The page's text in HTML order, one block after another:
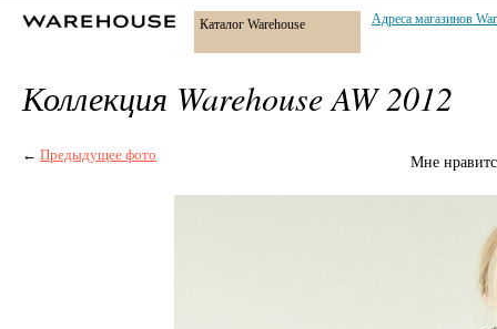
Каталог Warehouse Адреса магазинов
Коллекция Warehouse AW 2012
← Предыдущее фото Мне